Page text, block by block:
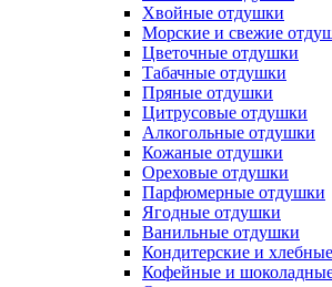
Хвойные отдушки
Морские и свежие
Цветочные отдушки
Табачные отдушки
Пряные отдушки
Цитрусовые отдушки
Алкогольные отдушки
Кожаные отдушки
Ореховые отдушки
Парфюмерные отдушки
Ягодные отдушки
Ванильные отдушки
Кондитерские и
Кофейные и